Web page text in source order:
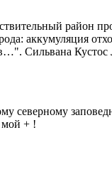
район
аккумуляция
Сильвана Кустос
северному
мой + !